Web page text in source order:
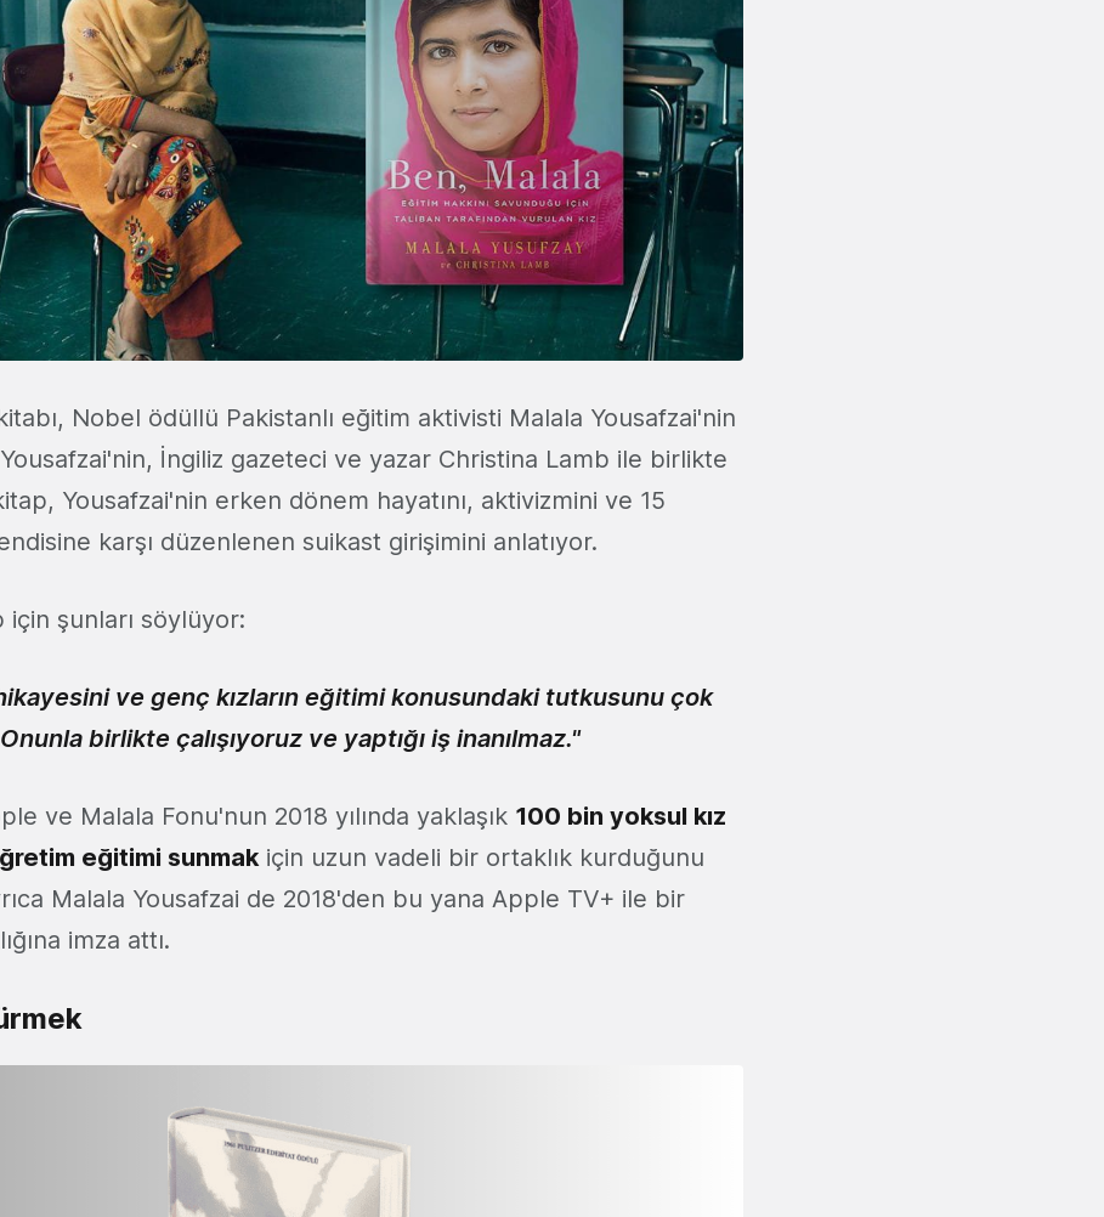
Nobel ödüllü Pakistanlı eğitim aktivisti Malala Yousafzai'nin
İngiliz gazeteci ve yazar Christina Lamb ile birlikte
Yousafzai'nin erken dönem hayatını, aktivizmini ve 15
karşı düzenlenen suikast girişimini anlatıyor.
şunları söylüyor:
ve genç kızların eğitimi konusundaki tutkusunu çok
birlikte çalışıyoruz ve yaptığı iş inanılmaz."
ve Malala Fonu'nun 2018 yılında yaklaşık 100 bin yoksul kız
eğitimi sunmakiçin uzun vadeli bir ortaklık kurduğunu
Malala Yousafzai de 2018'den bu yana Apple TV+ ile bir
imza attı.